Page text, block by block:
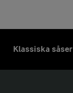
Klassiska såser